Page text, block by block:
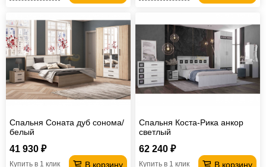
Спальня Соната дуб сонома/
белый
41 930 ₽
В корзину
Купить в 1 клик
Спальня Коста-Рика анкор
светлый
62 240 ₽
В корзину
Купить в 1 клик